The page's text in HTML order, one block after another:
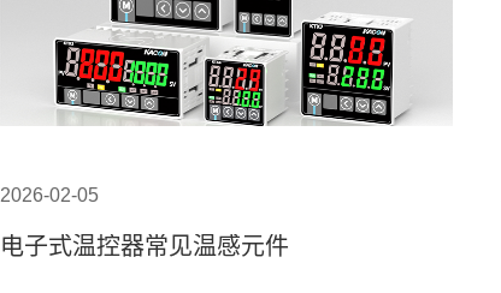
2026-02-05
电子式温控器常见温感元件